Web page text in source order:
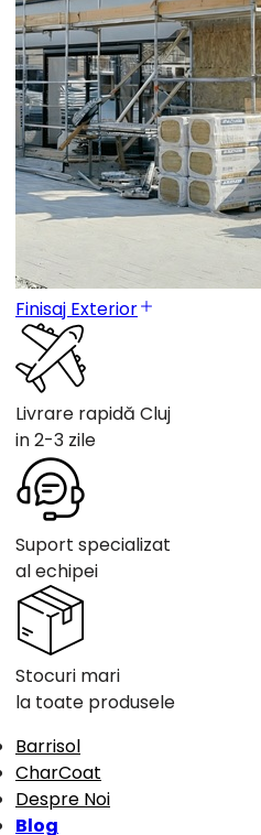
Finisaj Exterior
Livrare rapidă Cluj
in 2-3 zile
Suport specializat
al echipei
Stocuri mari
la toate produsele
Barrisol
CharCoat
Despre Noi
Blog